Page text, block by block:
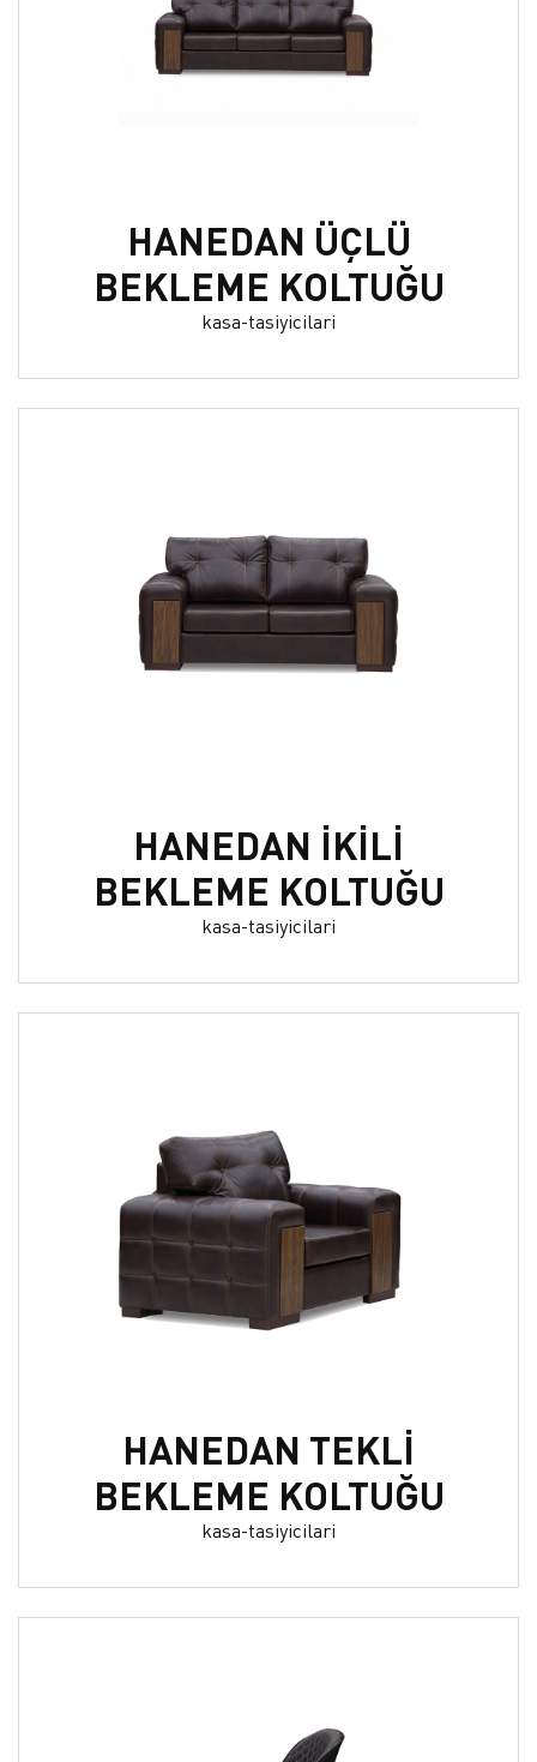
HANEDAN ÜÇLÜ
BEKLEME KOLTUĞU
kasa-tasiyicilari
HANEDAN İKİLİ
BEKLEME KOLTUĞU
kasa-tasiyicilari
HANEDAN TEKLİ
BEKLEME KOLTUĞU
kasa-tasiyicilari